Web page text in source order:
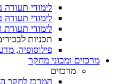
לימודי תעודה
לימודי תעודה
לימודי תעודת
תכניות
פילוסופיה,
מרכזים ומכוני מחקר
מרכזים
המרכז לחקר